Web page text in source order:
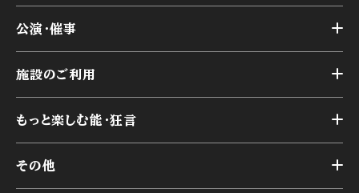
横浜能楽堂が取り組んだ事業
能舞台の歴史と特徴
様々なお客様に向けて
本舞台座席
交通アクセス
公演・催事
アーカイブ
施設のご利用
第二舞台
研修室
もっと楽しむ能・狂言
その他